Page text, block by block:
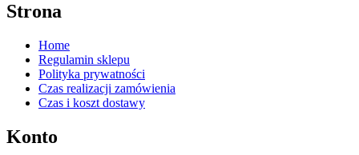
Strona
Home
Regulamin sklepu
Polityka prywatności
Czas realizacji zamówienia
Czas i koszt dostawy
Konto